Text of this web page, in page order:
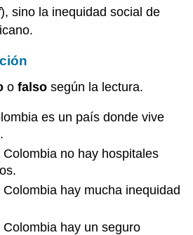
), sino la inequidad social de
ofalso según la lectura.
es un país donde vive
no hay hospitales
hay mucha inequidad
hay un seguro